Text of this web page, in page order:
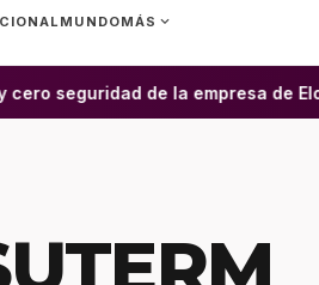
MUNDOMÁS expand_more
seguridad de la empresa de Elon